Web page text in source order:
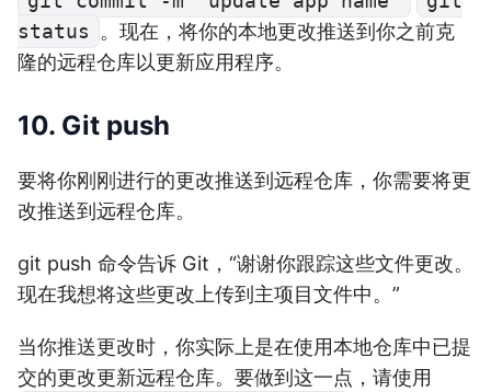
status
。现在，将你的本地更改推送到你之前克
隆的远程仓库以更新应用程序。
10. Git push
要将你刚刚进行的更改推送到远程仓库，你需要将更
改推送到远程仓库。
git push 命令告诉 Git，“谢谢你跟踪这些文件更改。
现在我想将这些更改上传到主项目文件中。”
当你推送更改时，你实际上是在使用本地仓库中已提
交的更改更新远程仓库。要做到这一点，请使用